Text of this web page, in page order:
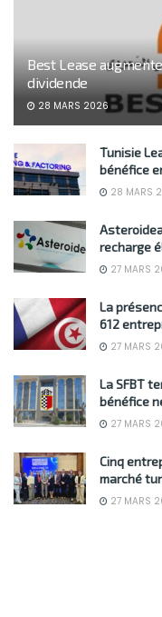
Best Lease
dividende
28 MARS 2026
Tunisie
bénéfice
28 MARS
recharge
27 MARS
La
612
27 MARS
La SFBT
bénéfice
27 MARS
Cinq
marché
27 MARS